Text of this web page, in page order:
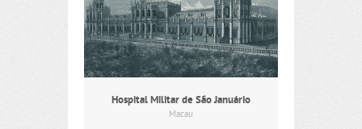
Hospital Militar de São Januário
Macau